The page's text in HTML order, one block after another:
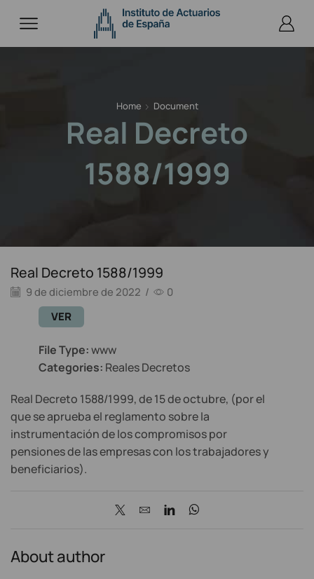
Home Document
Real Decreto
1588/1999
Real Decreto 1588/1999
9 de diciembre de 2022 / 0
Real Decreto 1588/1999, de 15 de octubre, (por el
que se aprueba el reglamento sobre la
instrumentación de los compromisos por
pensiones de las empresas con los trabajadores y
beneficiarios).
VER
File Type:www
Categories: Reales Decretos
About author